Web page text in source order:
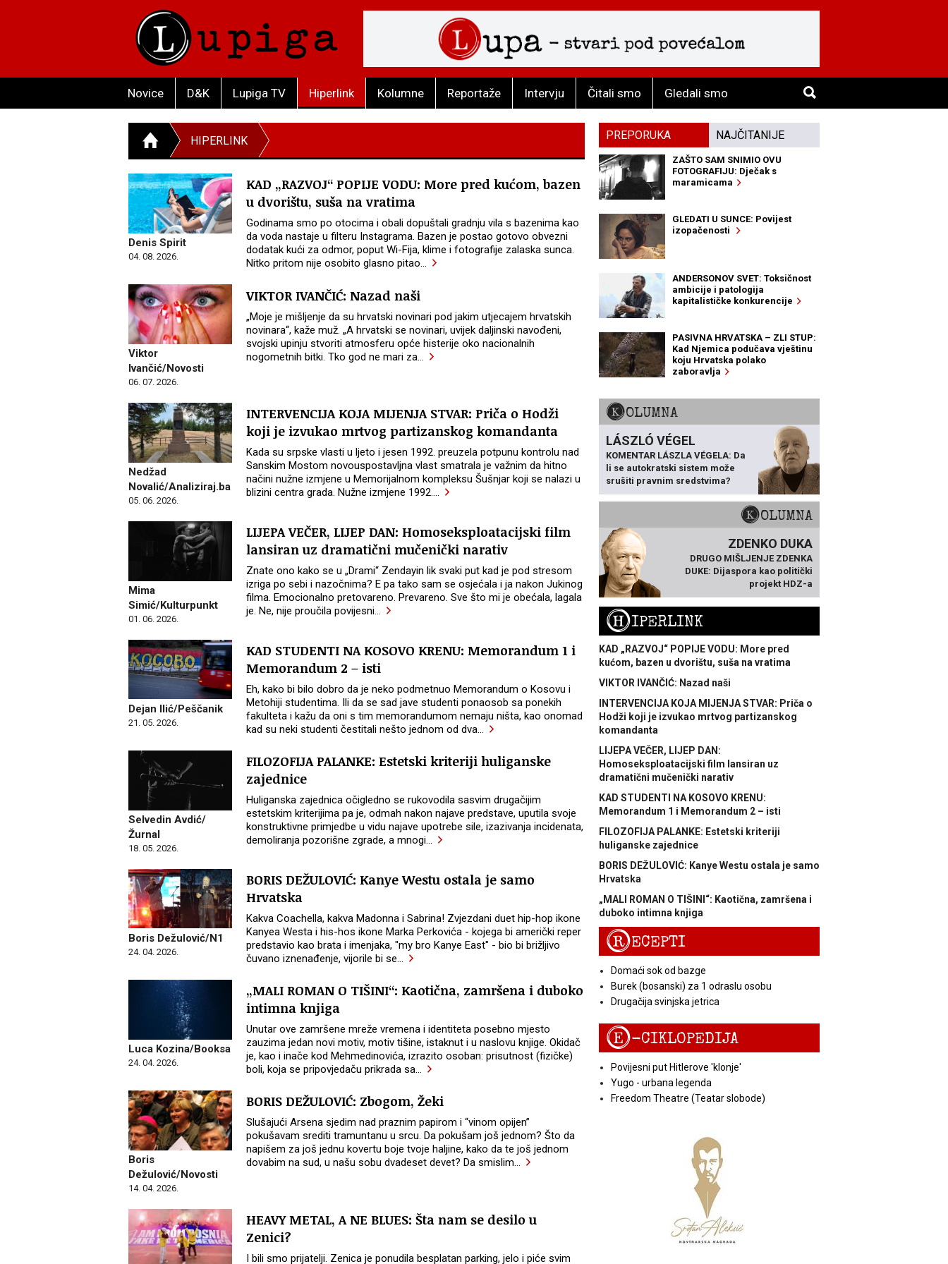
Novice D&K Lupiga TV Hiperlink Kolumne Reportaže Intervju Čitali smo Gledali smo
HIPERLINK
Denis Spirit
04. 08. 2026.
KAD „RAZVOJ“ POPIJE VODU: More pred kućom, bazen
u dvorištu, suša na vratima
Godinama smo po otocima i obali dopuštali gradnju vila s bazenima kao
da voda nastaje u filteru Instagrama. Bazen je postao gotovo obvezni
dodatak kući za odmor, poput Wi-Fija, klime i fotografije zalaska sunca.
Nitko pritom nije osobito glasno pitao…
Viktor
Ivančić/Novosti
06. 07. 2026.
VIKTOR IVANČIĆ: Nazad naši
„Moje je mišljenje da su hrvatski novinari pod jakim utjecajem hrvatskih
novinara“, kaže muž. „A hrvatski se novinari, uvijek daljinski navođeni,
svojski upinju stvoriti atmosferu opće histerije oko nacionalnih
nogometnih bitki. Tko god ne mari za…
Nedžad
Novalić/Analiziraj.ba
05. 06. 2026.
INTERVENCIJA KOJA MIJENJA STVAR: Priča o Hodži
koji je izvukao mrtvog partizanskog komandanta
Kada su srpske vlasti u ljeto i jesen 1992. preuzela potpunu kontrolu nad
Sanskim Mostom novouspostavljna vlast smatrala je važnim da hitno
načini nužne izmjene u Memorijalnom kompleksu Šušnjar koji se nalazi u
blizini centra grada. Nužne izmjene 1992.…
Mima
Simić/Kulturpunkt
01. 06. 2026.
LIJEPA VEČER, LIJEP DAN: Homoseksploatacijski film
lansiran uz dramatični mučenički narativ
Znate ono kako se u „Drami“ Zendayin lik svaki put kad je pod stresom
izriga po sebi i nazočnima? E pa tako sam se osjećala i ja nakon Jukinog
filma. Emocionalno pretovareno. Prevareno. Sve što mi je obećala, lagala
je. Ne, nije proučila povijesni…
Dejan Ilić/Peščanik
21. 05. 2026.
KAD STUDENTI NA KOSOVO KRENU: Memorandum 1 i
Memorandum 2 – isti
Eh, kako bi bilo dobro da je neko podmetnuo Memorandum o Kosovu i
Metohiji studentima. Ili da se sad jave studenti ponaosob sa ponekih
fakulteta i kažu da oni s tim memorandumom nemaju ništa, kao onomad
kad su neki studenti čestitali nešto jednom od dva…
Selvedin Avdić/
Žurnal
18. 05. 2026.
FILOZOFIJA PALANKE: Estetski kriteriji huliganske
zajednice
Huliganska zajednica očigledno se rukovodila sasvim drugačijim
estetskim kriterijima pa je, odmah nakon najave predstave, uputila svoje
konstruktivne primjedbe u vidu najave upotrebe sile, izazivanja incidenata,
demoliranja pozorišne zgrade, a mnogi…
Boris Dežulović/N1
24. 04. 2026.
BORIS DEŽULOVIĆ: Kanye Westu ostala je samo
Hrvatska
Kakva Coachella, kakva Madonna i Sabrina! Zvjezdani duet hip-hop ikone
Kanyea Westa i his-hos ikone Marka Perkovića - kojega bi američki reper
predstavio kao brata i imenjaka, "my bro Kanye East" - bio bi brižljivo
čuvano iznenađenje, vijorile bi se…
Luca Kozina/Booksa
24. 04. 2026.
„MALI ROMAN O TIŠINI“: Kaotična, zamršena i duboko
intimna knjiga
Unutar ove zamršene mreže vremena i identiteta posebno mjesto
zauzima jedan novi motiv, motiv tišine, istaknut i u naslovu knjige. Okidač
je, kao i inače kod Mehmedinovića, izrazito osoban: prisutnost (fizičke)
boli, koja se pripovjedaču prikrada sa…
Boris
Dežulović/Novosti
14. 04. 2026.
BORIS DEŽULOVIĆ: Zbogom, Žeki
Slušajući Arsena sjedim nad praznim papirom i “vinom opijen”
pokušavam srediti tramuntanu u srcu. Da pokušam još jednom? Što da
napišem za još jednu kovertu boje tvoje haljine, kako da te još jednom
dovabim na sud, u našu sobu dvadeset devet? Da smislim…
HEAVY METAL, A NE BLUES: Šta nam se desilo u
Zenici?
I bili smo prijatelji. Zenica je ponudila besplatan parking, jelo i piće svim
PREPORUKA NAJČITANIJE
ZAŠTO SAM SNIMIO OVU
FOTOGRAFIJU: Dječak s
maramicama
GLEDATI U SUNCE: Povijest
izopačenosti
ANDERSONOV SVET: Toksičnost
ambicije i patologija
kapitalističke konkurencije
PASIVNA HRVATSKA – ZLI STUP:
Kad Njemica podučava vještinu
koju Hrvatska polako
zaboravlja
KOLUMNA
LÁSZLÓ VÉGEL
KOMENTAR LÁSZLA VÉGELA: Da
li se autokratski sistem može
srušiti pravnim sredstvima?
KOLUMNA
ZDENKO DUKA
DRUGO MIŠLJENJE ZDENKA
DUKE: Dijaspora kao politički
projekt HDZ-a
HIPERLINK
KAD „RAZVOJ“ POPIJE VODU: More pred
kućom, bazen u dvorištu, suša na vratima
VIKTOR IVANČIĆ: Nazad naši
INTERVENCIJA KOJA MIJENJA STVAR: Priča o
Hodži koji je izvukao mrtvog partizanskog
komandanta
LIJEPA VEČER, LIJEP DAN:
Homoseksploatacijski film lansiran uz
dramatični mučenički narativ
KAD STUDENTI NA KOSOVO KRENU:
Memorandum 1 i Memorandum 2 – isti
FILOZOFIJA PALANKE: Estetski kriteriji
huliganske zajednice
BORIS DEŽULOVIĆ: Kanye Westu ostala je samo
Hrvatska
„MALI ROMAN O TIŠINI“: Kaotična, zamršena i
duboko intimna knjiga
RECEPTI
Domaći sok od bazge
Burek (bosanski) za 1 odraslu osobu
Drugačija svinjska jetrica
E-CIKLOPEDIJA
Povijesni put Hitlerove 'klonje'
Yugo - urbana legenda
Freedom Theatre (Teatar slobode)